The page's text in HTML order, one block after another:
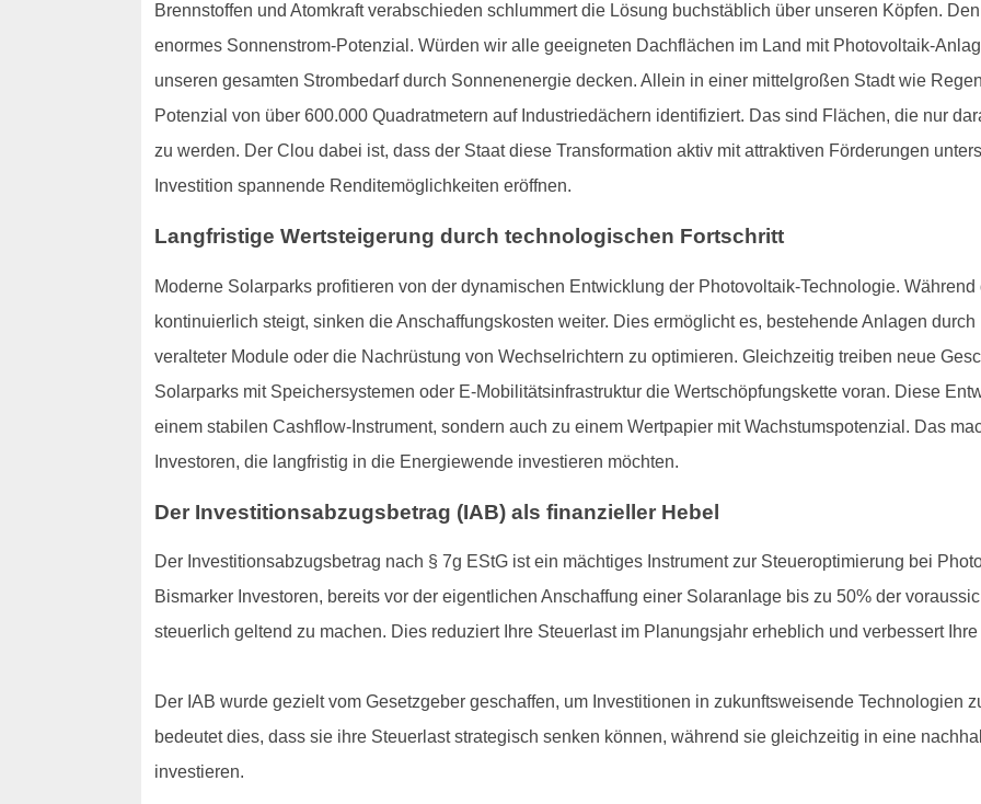
Brennstoffen und Atomkraft verabschieden schlummert die Lösung buchstäblich über unseren Köpfen.
enormes Sonnenstrom-Potenzial. Würden wir alle geeigneten Dachflächen im Land mit Photovoltaik-
unseren gesamten Strombedarf durch Sonnenenergie decken. Allein in einer mittelgroßen Stadt wie
Potenzial von über 600.000 Quadratmetern auf Industriedächern identifiziert. Das sind Flächen, die nur
zu werden. Der Clou dabei ist, dass der Staat diese Transformation aktiv mit attraktiven Förderungen
Investition spannende Renditemöglichkeiten eröffnen.
Langfristige Wertsteigerung durch technologischen Fortschritt
Moderne Solarparks profitieren von der dynamischen Entwicklung der Photovoltaik-Technologie.
kontinuierlich steigt, sinken die Anschaffungskosten weiter. Dies ermöglicht es, bestehende Anlagen
veralteter Module oder die Nachrüstung von Wechselrichtern zu optimieren. Gleichzeitig treiben neue
Solarparks mit Speichersystemen oder E-Mobilitätsinfrastruktur die Wertschöpfungskette voran. Diese
einem stabilen Cashflow-Instrument, sondern auch zu einem Wertpapier mit Wachstumspotenzial. Das
Investoren, die langfristig in die Energiewende investieren möchten.
Der Investitionsabzugsbetrag (IAB) als finanzieller Hebel
Der Investitionsabzugsbetrag nach § 7g EStG ist ein mächtiges Instrument zur Steueroptimierung bei
Bismarker Investoren, bereits vor der eigentlichen Anschaffung einer Solaranlage bis zu 50% der
steuerlich geltend zu machen. Dies reduziert Ihre Steuerlast im Planungsjahr erheblich und verbessert
Der IAB wurde gezielt vom Gesetzgeber geschaffen, um Investitionen in zukunftsweisende Technologien
bedeutet dies, dass sie ihre Steuerlast strategisch senken können, während sie gleichzeitig in eine
investieren.